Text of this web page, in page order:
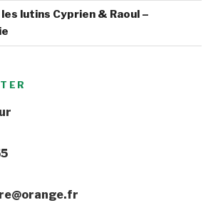
lutins Cyprien & Raoul –